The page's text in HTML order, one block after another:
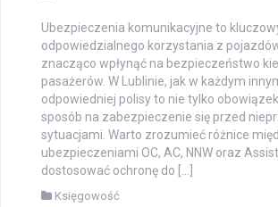
Ubezpieczenia komunikacyjne to
odpowiedzialnego korzystania z
znacząco wpłynąć na bezpieczeństwo
pasażerów. W Lublinie, jak w każdym
odpowiedniej polisy to nie tylko
sposób na zabezpieczenie się przed
sytuacjami. Warto zrozumieć różnice
ubezpieczeniami OC, AC, NNW oraz
dostosować ochronę do […]
Księgowość